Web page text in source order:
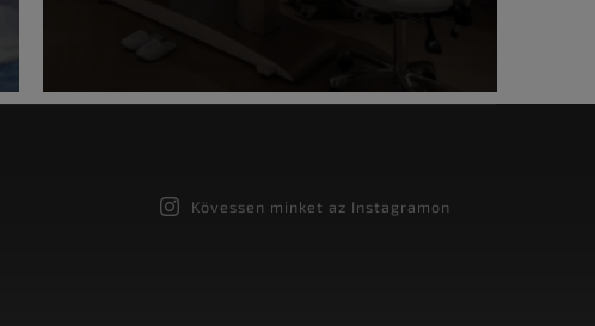
Kövessen minket az Instagramon